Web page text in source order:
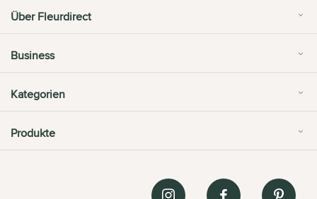
Über Fleurdirect
Business
Kategorien
Produkte